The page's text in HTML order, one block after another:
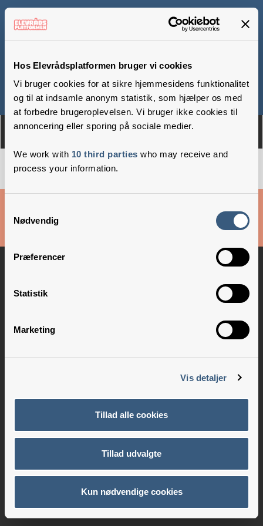
Hos Elevrådsplatformen bruger vi cookies
Vi bruger cookies for at sikre hjemmesidens funktionalitet
og til at indsamle anonym statistik, som hjælper os med
at forbedre brugeroplevelsen. Vi bruger ikke cookies til
annoncering eller sporing på sociale medier.
We work with 10 third parties who may receive and
process your information.
Nødvendig
Præferencer
Statistik
Marketing
Vis detaljer
Tillad alle cookies
Tillad udvalgte
Kun nødvendige cookies
Om Medlemmer